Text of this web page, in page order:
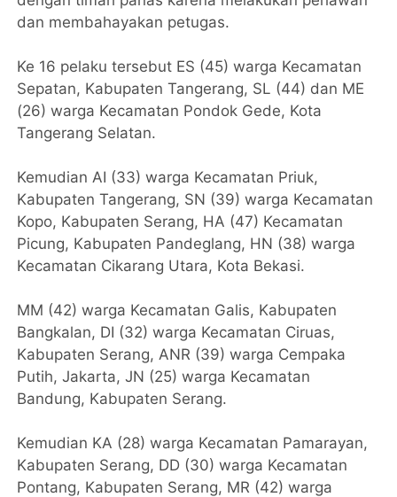
dan membahayakan petugas.
Ke 16 pelaku tersebut ES (45) warga Kecamatan
Sepatan, Kabupaten Tangerang, SL (44) dan ME
(26) warga Kecamatan Pondok Gede, Kota
Tangerang Selatan.
Kemudian AI (33) warga Kecamatan Priuk,
Kabupaten Tangerang, SN (39) warga Kecamatan
Kopo, Kabupaten Serang, HA (47) Kecamatan
Picung, Kabupaten Pandeglang, HN (38) warga
Kecamatan Cikarang Utara, Kota Bekasi.
MM (42) warga Kecamatan Galis, Kabupaten
Bangkalan, DI (32) warga Kecamatan Ciruas,
Kabupaten Serang, ANR (39) warga Cempaka
Putih, Jakarta, JN (25) warga Kecamatan
Bandung, Kabupaten Serang.
Kemudian KA (28) warga Kecamatan Pamarayan,
Kabupaten Serang, DD (30) warga Kecamatan
Pontang, Kabupaten Serang, MR (42) warga